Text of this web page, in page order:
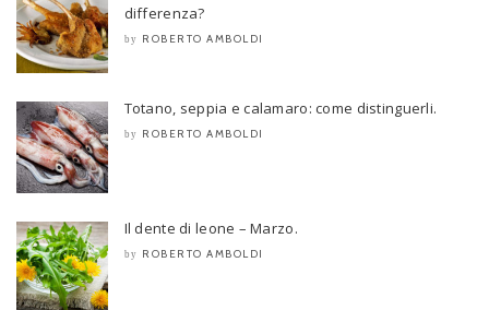
differenza?
by ROBERTO AMBOLDI
Totano, seppia e calamaro: come distinguerli.
by ROBERTO AMBOLDI
Il dente di leone – Marzo.
by ROBERTO AMBOLDI